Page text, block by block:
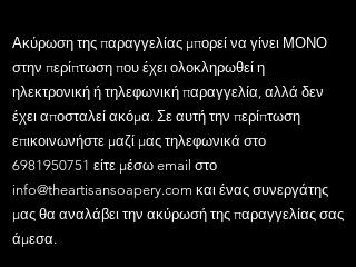
Ακύρωση της παραγγελίας μπορεί να γίνει ΜΟΝΟ
στην περίπτωση που έχει ολοκληρωθεί η
ηλεκτρονική ή τηλεφωνική παραγγελία, αλλά δεν
έχει αποσταλεί ακόμα. Σε αυτή την περίπτωση
επικοινωνήστε μαζί μας τηλεφωνικά στο
6981950751 είτε μέσω email στο
info@theartisansoapery.com και ένας συνεργάτης
μας θα αναλάβει την ακύρωσή της παραγγελίας σας
άμεσα.